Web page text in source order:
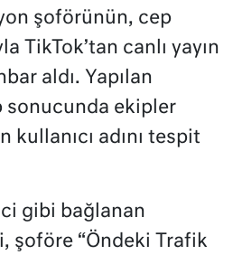
şoförünün, cep
TikTok’tan canlı yayın
aldı. Yapılan
sonucunda ekipler
adını tespit
gibi bağlanan
şoföre “Öndeki Trafik